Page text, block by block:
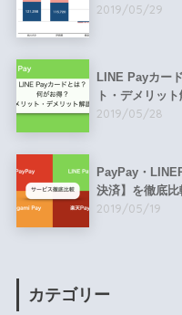
2019/05/29
LINE Payカー
ト・デメリッ
2019/05/28
PayPay・
決済】を徹底比
2019/05/19
カテゴリー